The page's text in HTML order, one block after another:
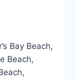
Bay Beach,
Beach,